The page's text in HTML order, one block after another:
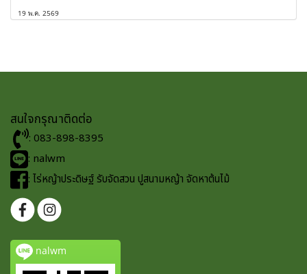
19 พ.ค. 2569
สนใจกรุณาติดต่อ
: 083-898-8395
: nalwm
: ไร่หญ้าประดิษฐ์ รับจัดสวน ปูสนามหญ้า จัดหาต้นไม้
nalwm